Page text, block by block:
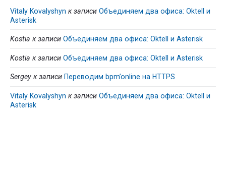
Vitaly Kovalyshyn к записи Объединяем два офиса: Oktell и
Asterisk
Kostia к записи Объединяем два офиса: Oktell и Asterisk
Kostia к записи Объединяем два офиса: Oktell и Asterisk
Sergey к записи Переводим bpm’online на HTTPS
Vitaly Kovalyshyn к записи Объединяем два офиса: Oktell и
Asterisk